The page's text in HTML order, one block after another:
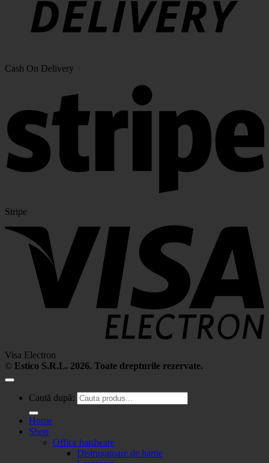
Cash On Delivery
Stripe
Visa Electron
© Estico S.R.L. 2026. Toate drepturile rezervate.
Caută după:
Home
Shop
Office hardware
Distrugatoare de hartie